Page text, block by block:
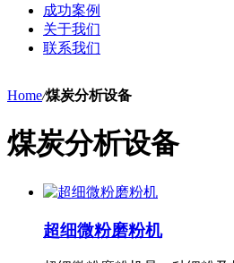
成功案例
关于我们
联系我们
Home/煤炭分析设备
煤炭分析设备
超细微粉磨粉机